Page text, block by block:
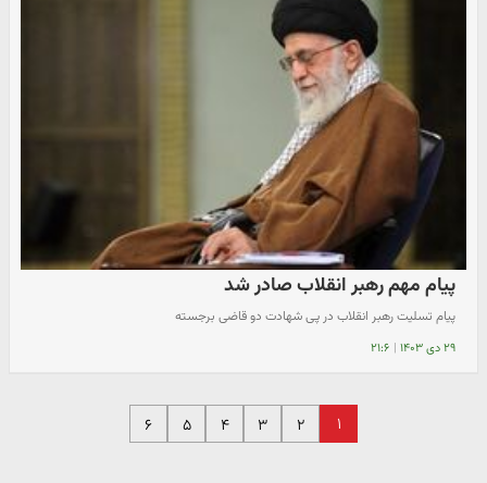
پیام مهم رهبر انقلاب صادر شد
پیام تسلیت رهبر انقلاب در پی شهادت دو قاضی برجسته
۲۹ دی ۱۴۰۳ | ۲۱:۶
۱ ۲ ۳ ۴ ۵ ۶